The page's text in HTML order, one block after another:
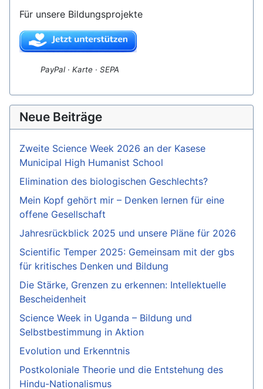
Für unsere Bildungsprojekte
PayPal · Karte · SEPA
Neue Beiträge
Zweite Science Week 2026 an der Kasese
Municipal High Humanist School
Elimination des biologischen Geschlechts?
Mein Kopf gehört mir – Denken lernen für eine
offene Gesellschaft
Jahresrückblick 2025 und unsere Pläne für 2026
Scientific Temper 2025: Gemeinsam mit der gbs
für kritisches Denken und Bildung
Die Stärke, Grenzen zu erkennen: Intellektuelle
Bescheidenheit
Science Week in Uganda – Bildung und
Selbstbestimmung in Aktion
Evolution und Erkenntnis
Postkoloniale Theorie und die Entstehung des
Hindu-Nationalismus